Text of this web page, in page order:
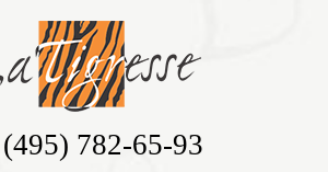
782-65-93